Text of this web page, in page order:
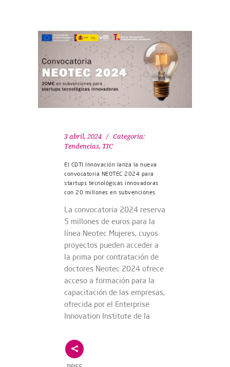
3 abril, 2024
Categoría:
Tendencias, TIC
El CDTI Innovación lanza la nueva
convocatoria NEOTEC 2024 para
startups tecnológicas innovadoras
con 20 millones en subvenciones
La convocatoria 2024 reserva
5 millones de euros para la
línea Neotec Mujeres, cuyos
proyectos pueden acceder a
la prima por contratación de
doctores Neotec 2024 ofrece
acceso a formación para la
capacitación de las empresas,
ofrecida por el Enterprise
Innovation Institute de la